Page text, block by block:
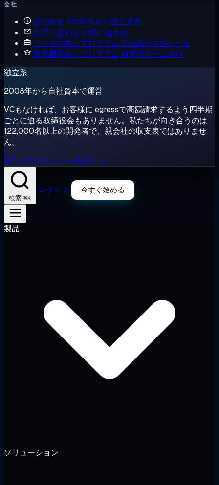
会社
会社概要 2008年から独立運営
お問い合わせ お問い合わせ
ビジネス向けプログラム Cloudzyでスケール
教育機関向けプログラム 研究やチーム向け
独立系
2008年から自社資本で運営
VCもなければ、お客様に egressで高額請求するよう四半期
ごとに迫る取締役会もありません。私たちが向き合うのは
122,000名以上の開発者で、親会社の収支表ではありませ
ん。
私たちのストーリーを読む →
検索 ⌘K
ログイン 今すぐ始める
製品
ソリューション